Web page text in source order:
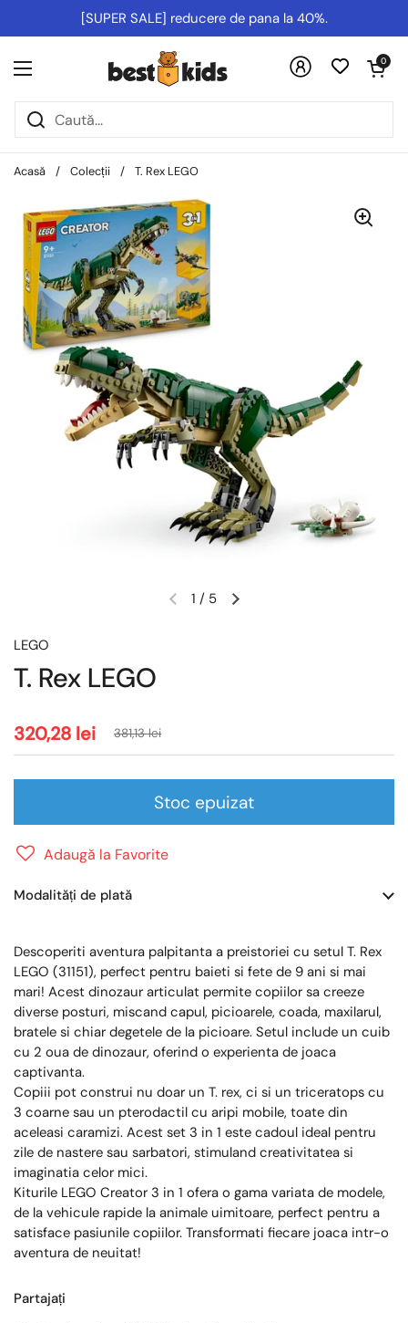
Salt la conținut[SUPER SALE] reducere de pana la 40%.
Deschideți meniul
Deschideți
0
Acasă / Colecții / T. Rex LEGO
1 / 5
LEGO
T. Rex LEGO
320,28 lei 381,13 lei
Stoc epuizat
Adaugă la Favorite
Modalități de plată
Descoperiti aventura palpitanta a preistoriei cu setul T. Rex
LEGO (31151), perfect pentru baieti si fete de 9 ani si mai
mari! Acest dinozaur articulat permite copiilor sa creeze
diverse posturi, miscand capul, picioarele, coada, maxilarul,
bratele si chiar degetele de la picioare. Setul include un cuib
cu 2 oua de dinozaur, oferind o experienta de joaca
captivanta.
Copiii pot construi nu doar un T. rex, ci si un triceratops cu
3 coarne sau un pterodactil cu aripi mobile, toate din
aceleasi caramizi. Acest set 3 in 1 este cadoul ideal pentru
zile de nastere sau sarbatori, stimuland creativitatea si
imaginatia celor mici.
Kiturile LEGO Creator 3 in 1 ofera o gama variata de modele,
de la vehicule rapide la animale uimitoare, perfect pentru a
satisface pasiunile copiilor. Transformati fiecare joaca intr-o
aventura de neuitat!
Partajați